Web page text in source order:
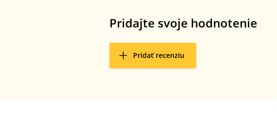
Pridajte svoje hodnotenie
Pridať recenziu